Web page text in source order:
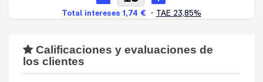
Calificaciones y evaluaciones de
los clientes